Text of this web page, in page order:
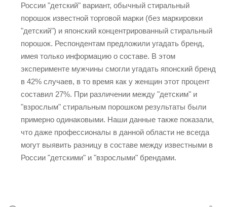
России "детский" вариант, обычный стиральный
порошок известной торговой марки (без маркировки
"детский") и японский концентрированный стиральный
порошок. Респондентам предложили угадать бренд,
имея только информацию о составе. В этом
эксперименте мужчины смогли угадать японский бренд
в 42% случаев, в то время как у женщин этот процент
составил 27%. При различении между "детским" и
"взрослым" стиральным порошком результаты были
примерно одинаковыми. Наши данные также показали,
что даже профессионалы в данной области не всегда
могут выявить разницу в составе между известными в
России "детскими" и "взрослыми" брендами.